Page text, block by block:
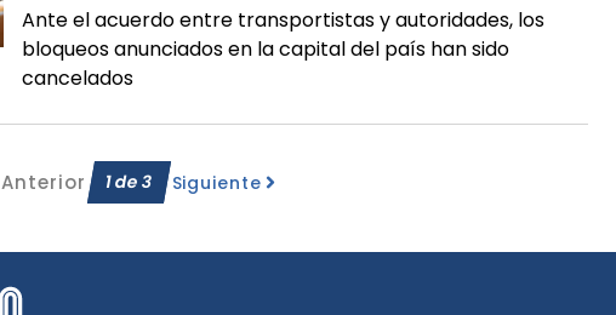
Ante el acuerdo entre transportistas y autoridades, los
bloqueos anunciados en la capital del país han sido
cancelados
Anterior 1de3 Siguiente